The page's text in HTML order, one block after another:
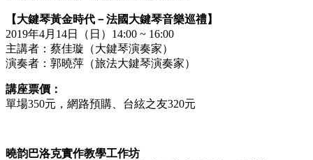
【大鍵琴黃金時代－法國大鍵琴音樂巡禮】
2019年4月14日（日）14:00 ~ 16:00
主講者：蔡佳璇（大鍵琴演奏家）
演奏者：郭曉萍（旅法大鍵琴演奏家）
講座票價：
單場350元，網路預購、台絃之友320元
曉韵巴洛克實作教學工作坊